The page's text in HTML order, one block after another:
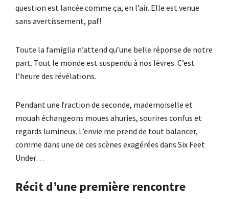
question est lancée comme ça, en l’air. Elle est venue
sans avertissement, paf!
Toute la famiglia n’attend qu’une belle réponse de notre
part. Tout le monde est suspendu à nos lèvres. C’est
l’heure des révélations.
Pendant une fraction de seconde, mademoiselle et
mouah échangeons moues ahuries, sourires confus et
regards lumineux. L’envie me prend de tout balancer,
comme dans une de ces scènes exagérées dans Six Feet
Under…
Récit d’une première rencontre